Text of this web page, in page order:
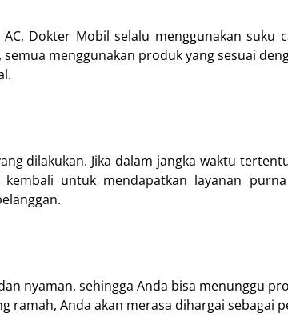
Dokter Mobil selalu menggunakan suku
menggunakan produk yang sesuai
dilakukan. Jika dalam jangka waktu
untuk mendapatkan layanan
nyaman, sehingga Anda bisa menunggu
ramah, Anda akan merasa dihargai sebagai